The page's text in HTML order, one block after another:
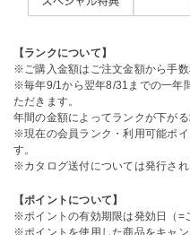
【ランクについて】
※ご購入金額はご注文金額から手数
※毎年9/1から翌年8/31までの一年
ただきます。
年間の金額によってランクが下がる
※現在の会員ランク・利用可能ポ
す。
※カタログ送付については発行され
【ポイントについて】
※ポイントの有効期限は発効日（=
※ポイントを使用した商品をキャ